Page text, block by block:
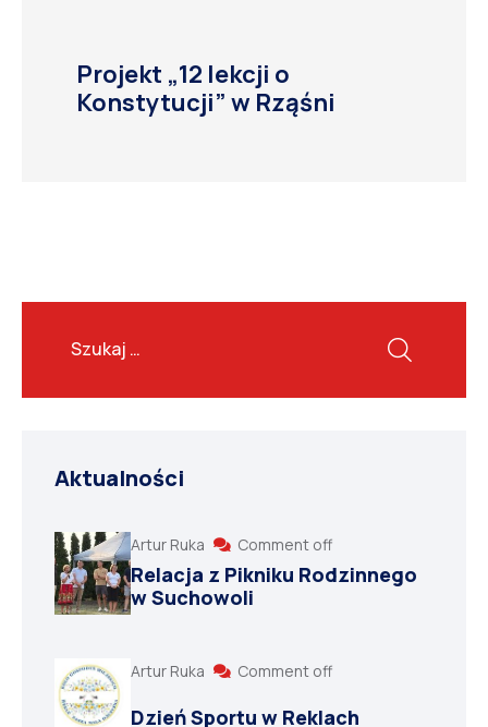
Projekt „12 lekcji o
Konstytucji” w Rząśni
Aktualności
Artur Ruka Comment off
Relacja z Pikniku Rodzinnego
w Suchowoli
Artur Ruka Comment off
Dzień Sportu w Reklach